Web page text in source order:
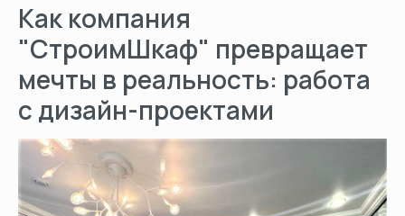
Как компания
"СтроимШкаф" превращает
мечты в реальность: работа
с дизайн-проектами